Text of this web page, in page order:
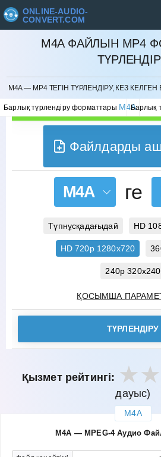
ONLINE-AUDIO-
CONVERT.COM
M4A ФАЙЛЫН MP4
M4A — MP4 ТЕГІН ТҮРЛЕНДІРУ, КЕЗ
Барлық түрлендіру форматтары M4AБарлық
БОЛДЫРМАУ
Файлдарды
M4A ге
Түпнұсқадағыдай HD
HD 720p 1280x720
240p 320x240
ҚОСЫМША
ТҮРЛЕНДІРУ
Қызмет рейтингі:
дауыс)
M4A
M4A — MPEG-4 Аудио